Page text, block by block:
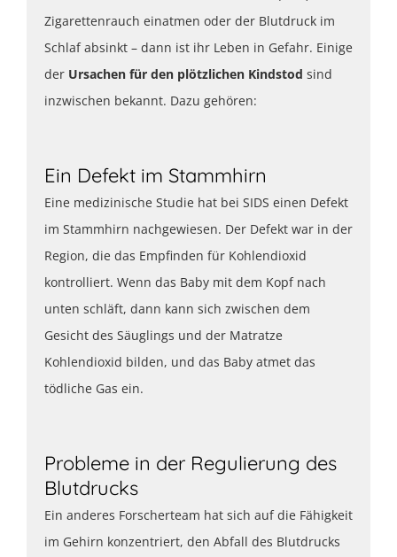
Zigarettenrauch einatmen oder der Blutdruck im
Schlaf absinkt – dann ist ihr Leben in Gefahr. Einige
der Ursachen für den plötzlichen Kindstod sind
inzwischen bekannt. Dazu gehören:
Ein Defekt im Stammhirn
Eine medizinische Studie hat bei SIDS einen Defekt
im Stammhirn nachgewiesen. Der Defekt war in der
Region, die das Empfinden für Kohlendioxid
kontrolliert. Wenn das Baby mit dem Kopf nach
unten schläft, dann kann sich zwischen dem
Gesicht des Säuglings und der Matratze
Kohlendioxid bilden, und das Baby atmet das
tödliche Gas ein.
Probleme in der Regulierung des
Blutdrucks
Ein anderes Forscherteam hat sich auf die Fähigkeit
im Gehirn konzentriert, den Abfall des Blutdrucks